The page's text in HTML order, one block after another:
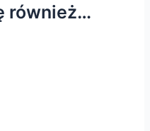
również…